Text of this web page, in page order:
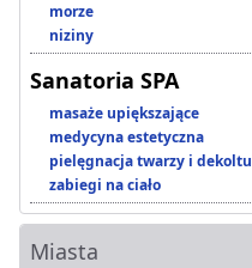
morze
niziny
Sanatoria SPA
masaże upiększające
medycyna estetyczna
pielęgnacja twarzy i dekoltu
zabiegi na ciało
Miasta